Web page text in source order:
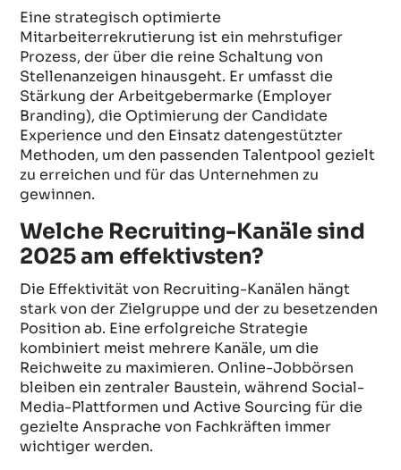
Eine strategisch optimierte
Mitarbeiterrekrutierung ist ein mehrstufiger
Prozess, der über die reine Schaltung von
Stellenanzeigen hinausgeht. Er umfasst die
Stärkung der Arbeitgebermarke (Employer
Branding), die Optimierung der Candidate
Experience und den Einsatz datengestützter
Methoden, um den passenden Talentpool gezielt
zu erreichen und für das Unternehmen zu
gewinnen.
Welche Recruiting-Kanäle sind
2025 am effektivsten?
Die Effektivität von Recruiting-Kanälen hängt
stark von der Zielgruppe und der zu besetzenden
Position ab. Eine erfolgreiche Strategie
kombiniert meist mehrere Kanäle, um die
Reichweite zu maximieren. Online-Jobbörsen
bleiben ein zentraler Baustein, während Social-
Media-Plattformen und Active Sourcing für die
gezielte Ansprache von Fachkräften immer
wichtiger werden.